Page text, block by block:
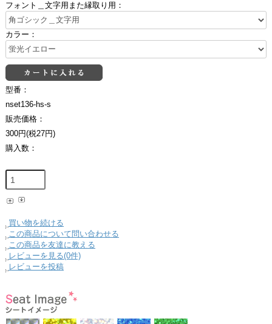
フォント＿文字用また縁取り用：
カラー：
型番：
nset136-hs-s
販売価格：
300円(税27円)
購入数：
買い物を続ける
この商品について問い合わせる
この商品を友達に教える
レビューを見る(0件)
レビューを投稿